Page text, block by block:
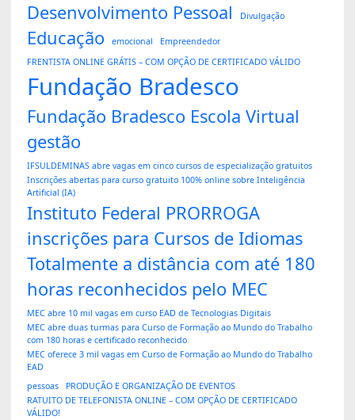
Desenvolvimento Pessoal Divulgação
Educação emocional
Empreendedor
FRENTISTA ONLINE GRÁTIS – COM OPÇÃO DE CERTIFICADO VÁLIDO
Fundação Bradesco
Fundação Bradesco Escola Virtual
gestão
IFSULDEMINAS abre vagas em cinco cursos de especialização gratuitos
Inscrições abertas para curso gratuito 100% online sobre Inteligência
Artificial (IA)
Instituto Federal PRORROGA
inscrições para Cursos de Idiomas
Totalmente a distância com até 180
horas reconhecidos pelo MEC
MEC abre 10 mil vagas em curso EAD de Tecnologias Digitais
MEC abre duas turmas para Curso de Formação ao Mundo do Trabalho
com 180 horas e certificado reconhecido
MEC oferece 3 mil vagas em Curso de Formação ao Mundo do Trabalho
EAD
pessoas
PRODUÇÃO E ORGANIZAÇÃO DE EVENTOS
RATUITO DE TELEFONISTA ONLINE – COM OPÇÃO DE CERTIFICADO
VÁLIDO!